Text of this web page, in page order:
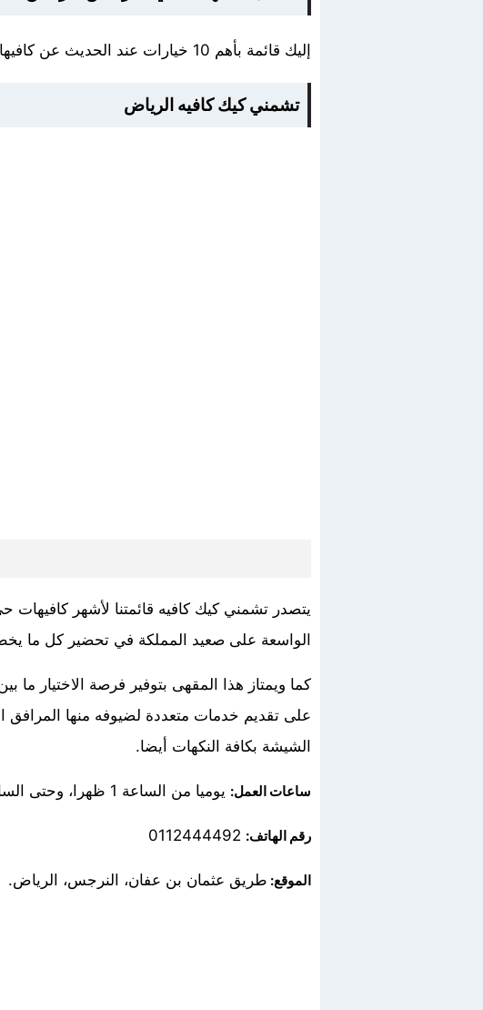
إليك قائمة بأهم 10 خيارات عند الحديث عن كافيهات حي النرجس الرياض للحصول على وجبة شهية لا تنسى.
تشمني كيك كافيه الرياض
يتصدر تشمني كيك كافيه قائمتنا لأشهر
الواسعة على صعيد المملكة في تحضير كل ما
كما ويمتاز هذا المقهى بتوفير فرصة الاختيار ما
على تقديم خدمات متعددة لضيوفه منها المرافق
الشيشة بكافة النكهات أيضا.
ساعات العمل: يوميا من الساعة 1 ظهرا، وحتى الساعة 3 بعد منتصف الليل.
رقم الهاتف:
الموقع: طريق عثمان بن عفان، النرجس، الرياض.